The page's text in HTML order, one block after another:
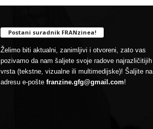
Postani suradnik FRANzinea!
Želimo biti aktualni, zanimljivi i otvoreni, zato vas
pozivamo da nam šaljete svoje radove najrazličitijih
vrsta (tekstne, vizualne ili multimedijske)! Šaljite na
adresu e-pošte franzine.gfg@gmail.com!